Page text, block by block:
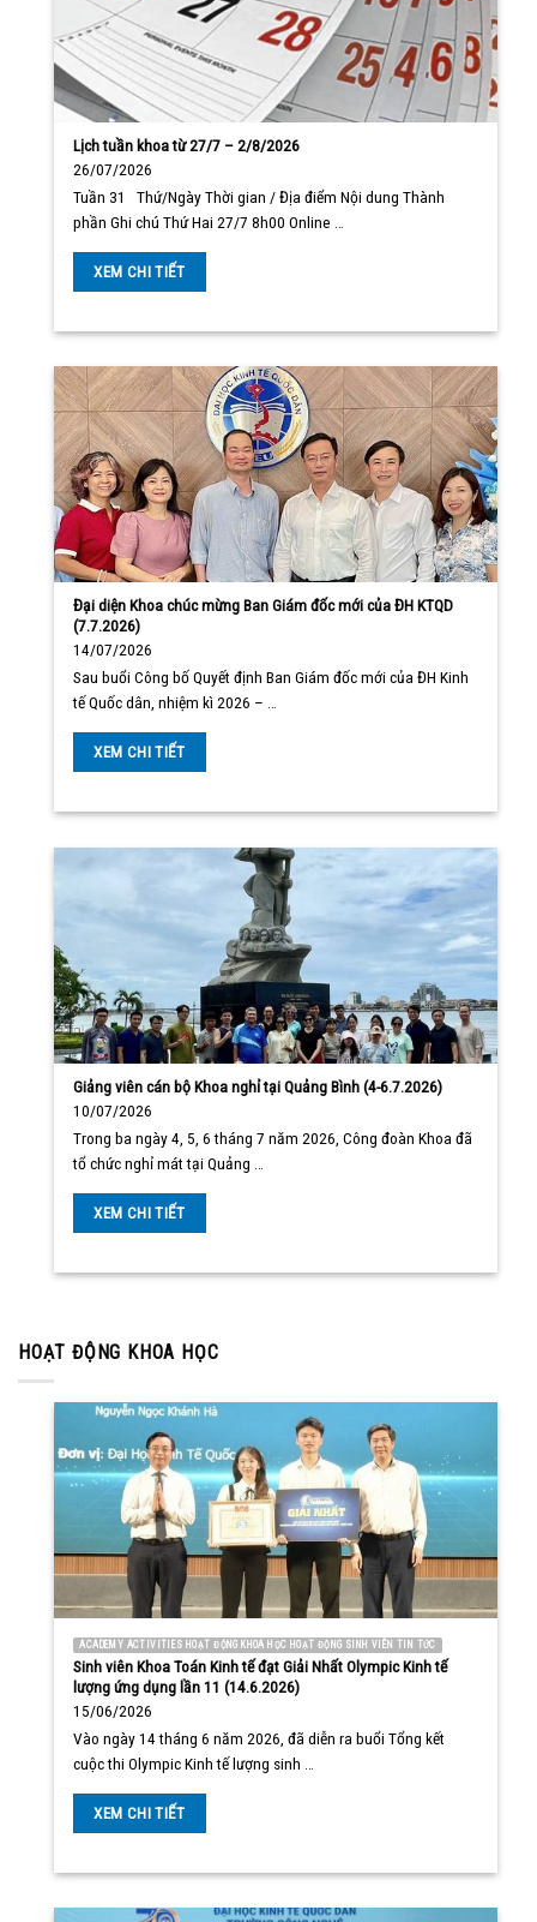
Lịch tuần khoa từ 27/7 – 2/8/2026
26/07/2026
Tuần 31 Thứ/Ngày Thời gian / Địa điểm Nội dung Thành
phần Ghi chú Thứ Hai 27/7 8h00 Online …
XEM CHI TIẾT
Đại diện Khoa chúc mừng Ban Giám đốc mới của ĐH KTQD
(7.7.2026)
14/07/2026
Sau buổi Công bố Quyết định Ban Giám đốc mới của ĐH Kinh
tế Quốc dân, nhiệm kì 2026 – …
XEM CHI TIẾT
Giảng viên cán bộ Khoa nghỉ tại Quảng Bình (4-6.7.2026)
10/07/2026
Trong ba ngày 4, 5, 6 tháng 7 năm 2026, Công đoàn Khoa đã
tổ chức nghỉ mát tại Quảng …
XEM CHI TIẾT
HOẠT ĐỘNG KHOA HỌC
ACADEMY ACTIVITIES HOẠT ĐỘNG KHOA HỌC HOẠT ĐỘNG SINH VIÊN TIN TỨC
Sinh viên Khoa Toán Kinh tế đạt Giải Nhất Olympic Kinh tế
lượng ứng dụng lần 11 (14.6.2026)
15/06/2026
Vào ngày 14 tháng 6 năm 2026, đã diễn ra buổi Tổng kết
cuộc thi Olympic Kinh tế lượng sinh …
XEM CHI TIẾT